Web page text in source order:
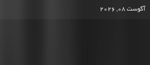
آگوست 08, 2026